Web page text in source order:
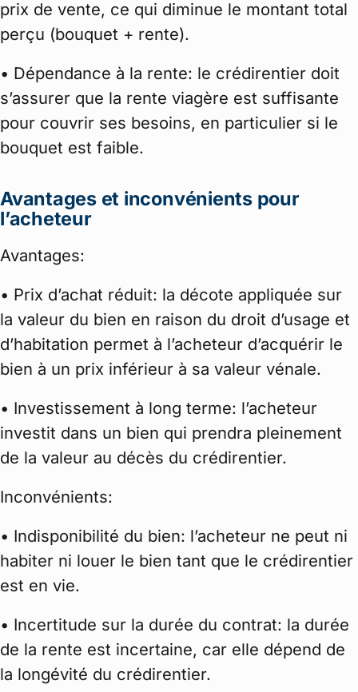
prix de vente, ce qui diminue le montant total
perçu (bouquet + rente).
• Dépendance à la rente: le crédirentier doit
s’assurer que la rente viagère est suffisante
pour couvrir ses besoins, en particulier si le
bouquet est faible.
Avantages et inconvénients pour
l’acheteur
Avantages:
• Prix d’achat réduit: la décote appliquée sur
la valeur du bien en raison du droit d’usage et
d’habitation permet à l’acheteur d’acquérir le
bien à un prix inférieur à sa valeur vénale.
• Investissement à long terme: l’acheteur
investit dans un bien qui prendra pleinement
de la valeur au décès du crédirentier.
Inconvénients:
• Indisponibilité du bien: l’acheteur ne peut ni
habiter ni louer le bien tant que le crédirentier
est en vie.
• Incertitude sur la durée du contrat: la durée
de la rente est incertaine, car elle dépend de
la longévité du crédirentier.